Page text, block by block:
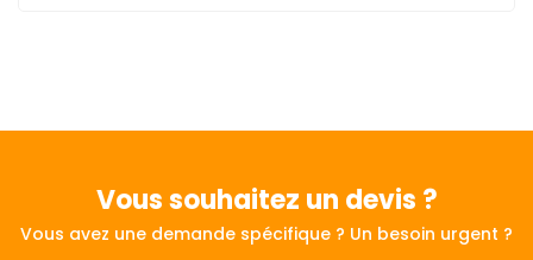
Vous souhaitez un devis ?
Vous avez une demande spécifique ? Un besoin urgent ?